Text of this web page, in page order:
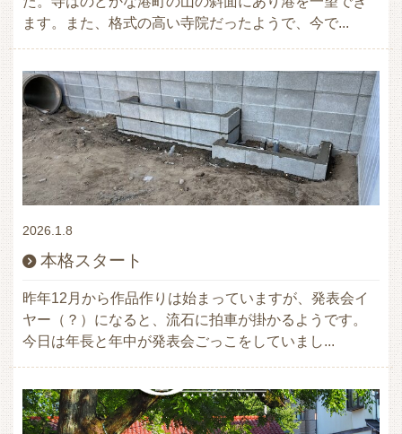
ます。また、格式の高い寺院だったようで、今で...
2026.1.8
本格スタート
昨年12月から作品作りは始まっていますが、発表会イ
ヤー（？）になると、流石に拍車が掛かるようです。
今日は年長と年中が発表会ごっこをしていまし...